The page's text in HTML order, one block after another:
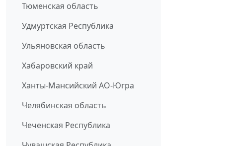
Тюменская область
Удмуртская Республика
Ульяновская область
Хабаровский край
Ханты-Мансийский АО-Югра
Челябинская область
Чеченская Республика